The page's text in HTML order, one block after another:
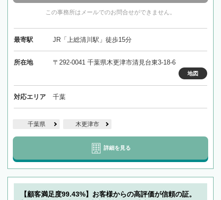
この事務所はメールでのお問合せができません。
最寄駅 JR「上総清川駅」徒歩15分
所在地 〒292-0041 千葉県木更津市清見台東3-18-6
地図
対応エリア 千葉
千葉県 木更津市
詳細を見る
【顧客満足度99.43%】お客様からの高評価が信頼の証。